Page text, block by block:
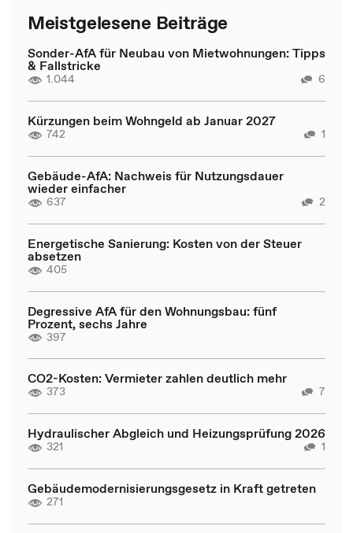
Meistgelesene Beiträge
Sonder-AfA für Neubau von Mietwohnungen: Tipps
& Fallstricke
1.044 6
Kürzungen beim Wohngeld ab Januar 2027
742 1
Gebäude-AfA: Nachweis für Nutzungsdauer
wieder einfacher
637 2
Energetische Sanierung: Kosten von der Steuer
absetzen
405
Degressive AfA für den Wohnungsbau: fünf
Prozent, sechs Jahre
397
CO2-Kosten: Vermieter zahlen deutlich mehr
373 7
Hydraulischer Abgleich und Heizungsprüfung 2026
321 1
Gebäudemodernisierungsgesetz in Kraft getreten
271